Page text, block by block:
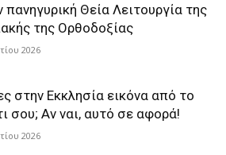
πανηγυρική Θεία Λειτουργία της
της Ορθοδοξίας
2026
στην Εκκλησία εικόνα από το
σου; Αν ναι, αυτό σε αφορά!
2026